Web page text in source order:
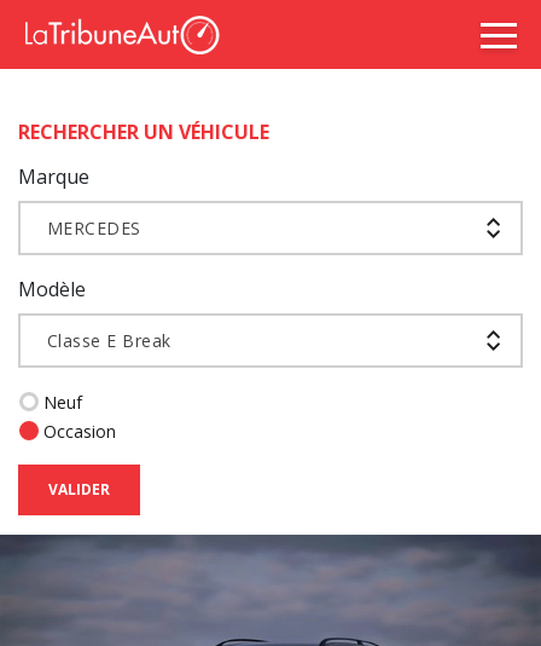
RECHERCHER UN VÉHICULE
Marque
MERCEDES
Modèle
Classe E Break
Neuf
Occasion
VALIDER